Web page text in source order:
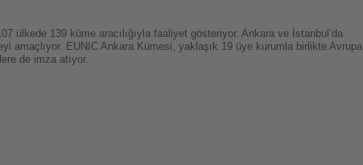
ülkede 139 küme aracılığıyla faaliyet gösteriyor. Ankara ve İstanbul’da
amaçlıyor. EUNIC Ankara Kümesi, yaklaşık 19 üye kurumla birlikte Avrupa
de imza atıyor.